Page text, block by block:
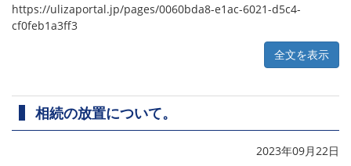
https://ulizaportal.jp/pages/0060bda8-e1ac-6021-d5c4-
cf0feb1a3ff3
全文を表示
相続の放置について。
2023年09月22日